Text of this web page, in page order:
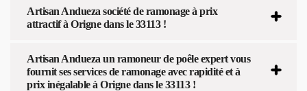
Artisan Andueza société de ramonage à prix
attractif à Origne dans le 33113 !
Artisan Andueza un ramoneur de poêle expert vous
fournit ses services de ramonage avec rapidité et à
prix inégalable à Origne dans le 33113 !